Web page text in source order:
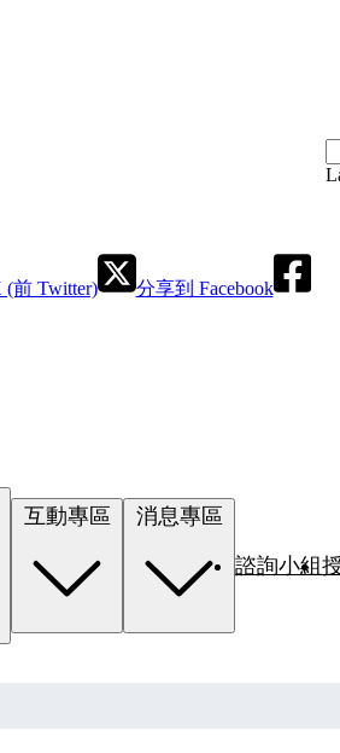
前 Twitter) 分享到 Facebook
諮詢小組